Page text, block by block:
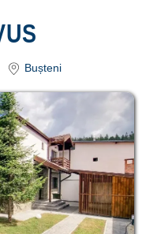
Bușteni